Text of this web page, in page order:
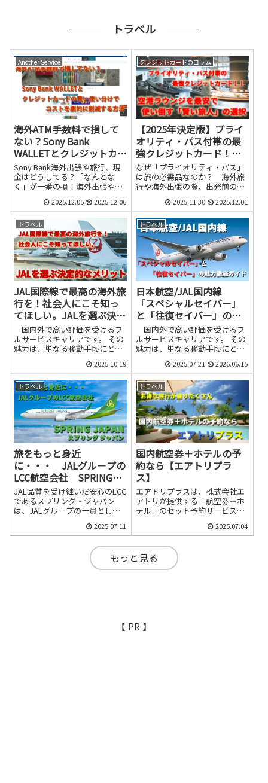
トラベル
Another Service
海外ATM手数料で損して
ない？Sony Bank
WALLETとクレジットカー
ドの賢い使い分けでコス
トを劇的に削減する方法
Sony Bank海外出張や旅行、現
金はどうしてる？「なんとな
く」が一番の損！海外出張や旅
ちなのが「現地通貨の調達方
法」です。出発前に空港で慌て
て両替したり、現地のATMでよ
くわからないまま現金を引き出
したりしていませんか？実はそ
の「なんとなく」の選択が、知
らず知らずのうちに大きな手数
料負担につながっているかもし
れません。特に、現地のATMで
日本のクレジットカードを使
っ...
2025.12.05 2025.12.06
クレジットカードのコラム
【2025年決定版】プライ
オリティ・パス付帯の最
強クレジットカード！！
空港ラウンジを最安で使
い倒す「賢い旅人」の選
択
なぜ「プライオリティ・パス」
は旅の必需品なのか？ 海外旅
行や海外出張の際、出発前の空
ごされていますか？混雑した搭
乗ゲート前のベンチで、スマー
トフォンの充電場所を探し回
り、高いサンドイッチやペット
ボトル飲料を買って時間を潰
す……。そんな「消耗する移
動」は、もう過去のものにしま
しょう。 世界中の空港でVIP待
遇を受けられる魔法のカード、
それが「プライオリティ・パ
ス」です。通...
2025.11.30 2025.12.01
トラベル
JAL国際線で最高の海外旅
行を！社会人にこそ知っ
てほしい。JALを選ぶ決定
的なメリット
国内外で高い評価を受けるフ
ルサービスキャリアです。 その
魅力は、単なる移動手段にとど
らではのサービスにあります。
多くの利用者に支持されてる利
点のうち、特に注目すべき「ス
ペシャルセイバー」および「往
復セイバー（個人運賃）」の航
空券について詳しく解説し、ど
のようなメリットがあるのか、
なぜ日本航空を選ぶべきなのか
をご紹介します。
2025.10.19
トラベル
日本航空/JAL国内線
「スペシャルセイバー」
と「往復セイバー」の魅
力徹底ガイド
国内外で高い評価を受けるフ
ルサービスキャリアです。 その
魅力は、単なる移動手段にとど
らではのサービスにあります。
多くの利用者に支持されてる利
点のうち、特に注目すべき「ス
ペシャルセイバー」および「往
復セイバー（個人運賃）」の航
空券について詳しく解説し、ど
のようなメリットがあるのか、
なぜ日本航空を選ぶべきなのか
をご紹介します。
2025.07.21 2026.06.15
トラベル
旅をもっと身近
に・・・ JALグループの
LCC航空会社 SPRING
JAPAN(スプリング ジャパ
ン)
JAL品質を受け継いだ安心のLCC
であるスプリング・ジャパン
は、JALグループの一員とし
高い水準を誇っています。LCC
でありながら、JALの運航ポリ
シーや訓練体制をベースにして
いるため、低価格でも安心して
利用できる点が大きな魅力で
2025.07.11
トラベル
国内航空券＋ホテルの予
約なら【エアトリプラ
ス】
エアトリプラスは、株式会社エ
アトリが提供する「航空券＋ホ
テル」のセット予約サービスで
と宿泊施設を自由に組み合わせ
て予約できる「ダイナミックパ
ッケージ」として人気を集めて
います。
2025.07.04
もっと見る
【 PR 】